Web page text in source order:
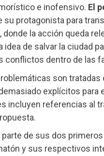
e inofensivo. El
su protagonista para
la acción queda
idea de salvar la ciudad
conflictos dentro de las
son
explícitos para
incluyen referencias al
parte de sus dos
y sus respectivos